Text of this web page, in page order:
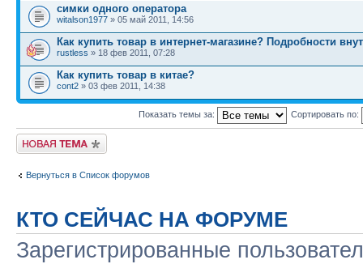
симки одного оператора
witalson1977 » 05 май 2011, 14:56
Как купить товар в интернет-магазине? Подробности
rustless » 18 фев 2011, 07:28
Как купить товар в китае?
cont2 » 03 фев 2011, 14:38
Показать темы за: Сортировать по:
Начать новую тему
Вернуться в Список форумов
КТО СЕЙЧАС НА ФОРУМЕ
Зарегистрированные